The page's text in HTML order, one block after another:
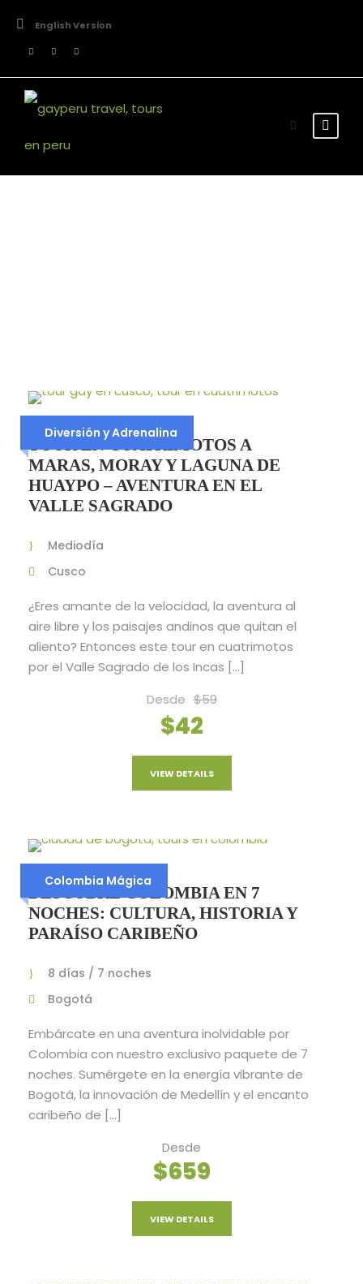
English Version
Diversión y Adrenalina
TOUR EN CUATRIMOTOS A
MARAS, MORAY Y LAGUNA DE
HUAYPO – AVENTURA EN EL
VALLE SAGRADO
Mediodía
Cusco
¿Eres amante de la velocidad, la aventura al
aire libre y los paisajes andinos que quitan el
aliento? Entonces este tour en cuatrimotos
por el Valle Sagrado de los Incas […]
Desde $59
$42
VIEW DETAILS
Colombia Mágica
DESCUBRE COLOMBIA EN 7
NOCHES: CULTURA, HISTORIA Y
PARAÍSO CARIBEÑO
8 días / 7 noches
Bogotá
Embárcate en una aventura inolvidable por
Colombia con nuestro exclusivo paquete de 7
noches. Sumérgete en la energía vibrante de
Bogotá, la innovación de Medellín y el encanto
caribeño de […]
Desde
$659
VIEW DETAILS